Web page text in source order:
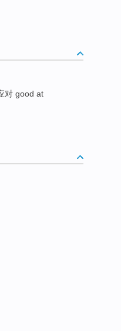
对 good at